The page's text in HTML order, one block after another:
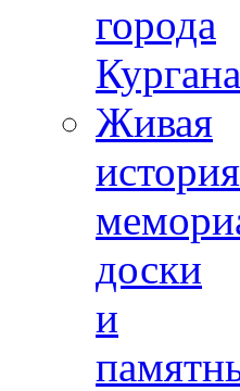
города
Кургана
Живая
доски
и